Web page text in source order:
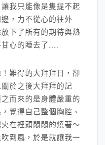
我只能像是隻提不起
，力不從心的往外
下了所有的期待與熱
心的睡去了……
難得的大拜拜日，卻
於之後大拜拜的記
而來的是身體嚴重的
覺得自己整個胸腔、
在裡頭悶悶的燒著～
到風，於是就讓我一